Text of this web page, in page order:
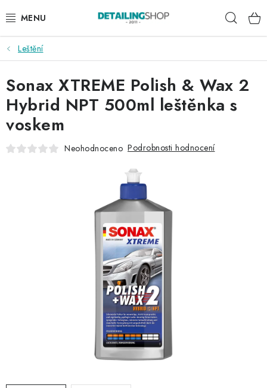
na
AKCE
NOVINKY
EXTERIÉR
INTERIÉR
DÁRKOVÉ SADY A POUKAZY
Leštění
Sonax XTREME Polish & Wax 2
Hybrid NPT 500ml leštěnka s
voskem
Neohodnoceno Podrobnosti hodnocení